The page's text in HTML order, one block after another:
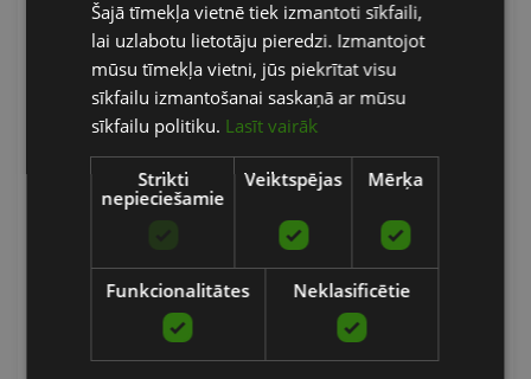
ELEIKO IPF POWERLIFTING COMPETITION BAR -
ELEIKO
1315.66€
ENGLISH
RUSSIAN
Šajā tīmekļa vietnē tiek izmantoti sīkfaili,
lai uzlabotu lietotāju pieredzi. Izmantojot
mūsu tīmekļa vietni, jūs piekrītat visu
sīkfailu izmantošanai saskaņā ar mūsu
sīkfailu politiku. Lasīt vairāk
Strikti
nepieciešamie
Veiktspējas Mērķa
Funkcionalitātes Neklasificētie